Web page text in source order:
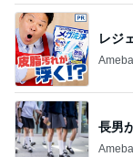
レジ
長男